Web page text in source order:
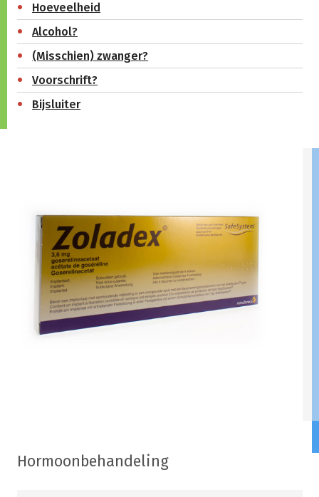
Hoeveelheid
Alcohol?
(Misschien) zwanger?
Voorschrift?
Bijsluiter
Hormoonbehandeling